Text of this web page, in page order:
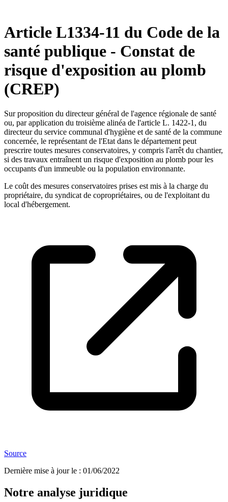
Article L1334-11 du Code de la
santé publique - Constat de
risque d'exposition au plomb
(CREP)
Sur proposition du directeur général de l'agence régionale de santé
ou, par application du troisième alinéa de l'article L. 1422-1, du
directeur du service communal d'hygiène et de santé de la commune
concernée, le représentant de l'Etat dans le département peut
prescrire toutes mesures conservatoires, y compris l'arrêt du chantier,
si des travaux entraînent un risque d'exposition au plomb pour les
occupants d'un immeuble ou la population environnante.
Le coût des mesures conservatoires prises est mis à la charge du
propriétaire, du syndicat de copropriétaires, ou de l'exploitant du
local d'hébergement.
Source
Dernière mise à jour le : 01/06/2022
Notre analyse juridique